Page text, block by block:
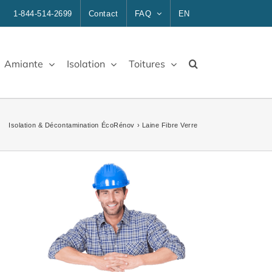
1-844-514-2699 Contact FAQ EN
Amiante Isolation Toitures
Isolation & Décontamination ÉcoRénov › Laine Fibre Verre